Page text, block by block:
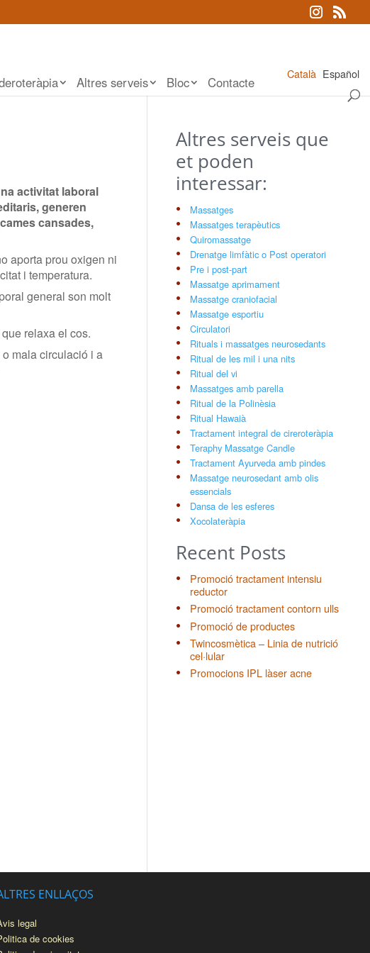
Català Español
Altres serveis Bloc Contacte
activitat laboral
generen
cansades,
aporta prou oxigen ni
i temperatura.
general son molt
relaxa el cos.
mala circulació i a
Altres serveis que
et poden
interessar:
Massatges
Massatges terapèutics
Quiromassatge
Drenatge limfàtic o Post operatori
Pre i post-part
Massatge aprimament
Massatge craniofacial
Massatge esportiu
Circulatori
Rituals i massatges neurosedants
Ritual de les mil i una nits
Ritual del vi
Massatges amb parella
Ritual de la Polinèsia
Ritual Hawaià
Tractament integral de cireroteràpia
Teraphy Massatge Candle
Tractament Ayurveda amb pindes
Massatge neurosedant amb olis
essencials
Dansa de les esferes
Xocolateràpia
Recent Posts
Promoció tractament intensiu
reductor
Promoció tractament contorn ulls
Promoció de productes
Twincosmètica – Linia de nutrició
cel·lular
Promocions IPL làser acne
ENLLAÇOS
legal
de cookies